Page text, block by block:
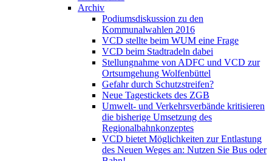
Archiv
Podiumsdiskussion zu den
Kommunalwahlen 2016
VCD stellte beim WUM eine Frage
VCD beim Stadtradeln dabei
Stellungnahme von ADFC und VCD zur
Ortsumgehung Wolfenbüttel
Gefahr durch Schutzstreifen?
Neue Tagestickets des ZGB
Umwelt- und Verkehrsverbände kritisieren
die bisherige Umsetzung des
Regionalbahnkonzeptes
VCD bietet Möglichkeiten zur Entlastung
des Neuen Weges an: Nutzen Sie Bus oder